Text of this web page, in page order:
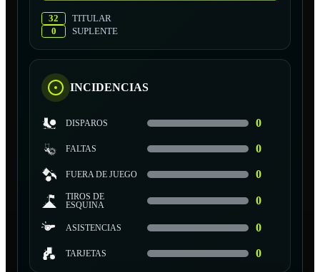
32
TITULAR
0
SUPLENTE
INCIDENCIAS
DISPAROS 0
FALTAS 0
FUERA DE JUEGO 0
TIROS DE
ESQUINA
0
ASISTENCIAS 0
TARJETAS 0